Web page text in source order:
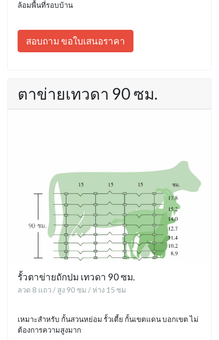
ล้อมพื้นที่รอบบ้าน
สอบถาม ขอใบเสนอราคา
ตาข่ายเทวดา 90 ซม.
รั้วตาข่ายถักปม เทวดา 90 ซม.
ลวด 8 แถว / สูง 90 ซม / ห่าง 15 ซม
เหมาะสำหรับ กั้นสวนหย่อม รั้วเตี้ย กั้นเขตแดน บอกเขต ไม่
ต้องการความสูงมาก